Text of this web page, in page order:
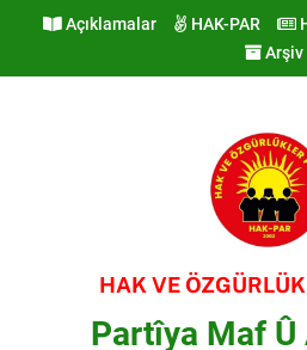
Açıklamalar HAK-PAR
Arşiv
HAK VE
Partîya Maf Û